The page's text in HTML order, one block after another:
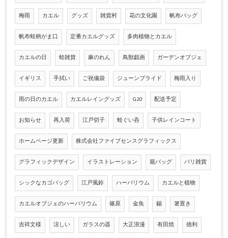
梅雨 カエル グッズ 雑貨村 花の文化園 帆布バッグ
帆布蛙柄がま口 定番カエルグッズ 多肉植物とカエル
カエルの日 蛙雑貨 麻のれん 鳥獣戯画 ガーデンオブジェ
イギリス 手拭い ご祝儀袋 ジューンブライド 梅雨入り
雨の日のカエル カエルレイングッズ G20 配送予定
お知らせ 再入荷 江戸切子 蛙ぐい呑 子供レインコート
ホームページ更新 株式会社ファイブセンスグラフィックス
グラフィックデザイン イラストレーション 籠バッグ バリ雑貨
シックなカゴバッグ 江戸風鈴 ハーバリウム カエルと植物
カエルオブジェのハーバリウム 篠原 金魚 錫 箸置き
吉祥文様 涼しい ガラスの器 大正浪漫 有田焼 徳利